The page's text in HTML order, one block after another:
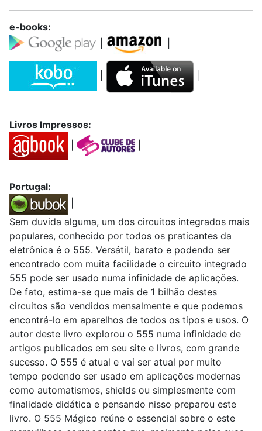
e-books:
Livros Impressos:
Portugal:
Sem duvida alguma, um dos circuitos integrados mais
populares, conhecido por todos os praticantes da
eletrônica é o 555. Versátil, barato e podendo ser
encontrado com muita facilidade o circuito integrado
555 pode ser usado numa infinidade de aplicações.
De fato, estima-se que mais de 1 bilhão destes
circuitos são vendidos mensalmente e que podemos
encontrá-lo em aparelhos de todos os tipos e usos. O
autor deste livro explorou o 555 numa infinidade de
artigos publicados em seu site e livros, com grande
sucesso. O 555 é atual e vai ser atual por muito
tempo podendo ser usado em aplicações modernas
como automatismos, shields ou simplesmente com
finalidade didática e pensando nisso preparou este
livro. O 555 Mágico reúne o essencial sobre o este